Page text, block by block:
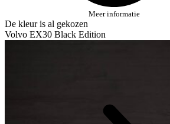
Meer informatie
De kleur is al gekozen
Volvo EX30 Black Edition